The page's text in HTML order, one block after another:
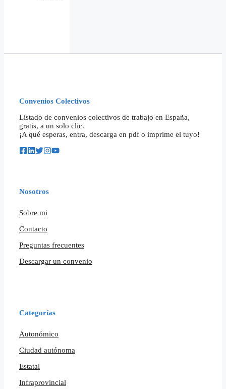
Convenios Colectivos
Listado de convenios colectivos de trabajo en España,
gratis, a un solo clic.
¡A qué esperas, entra, descarga en pdf o imprime el tuyo!
Nosotros
Sobre mi
Contacto
Preguntas frecuentes
Descargar un convenio
Categorías
Autonómico
Ciudad autónoma
Estatal
Infraprovincial